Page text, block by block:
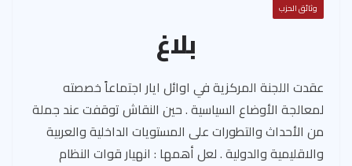
وثائق الحزب
بلاغ
عقدت اللجنة المركزية في اوائل ايار اجتماعاً خصصته
لمعالجة الأوضاع السياسية . حين النقاش توقفت عند جملة
من الأحداث والتطورات على المستويات الداخلية والعربية
والاقليمية والدولية . لعل أهمها : انهيار قوات النظام